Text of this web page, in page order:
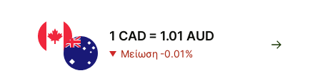
1 CAD = 1.01 AUD
Μείωση -0.01%